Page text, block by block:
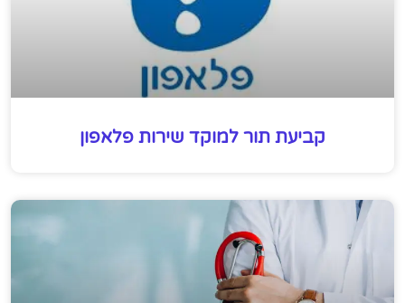
קביעת תור למוקד שירות פלאפון